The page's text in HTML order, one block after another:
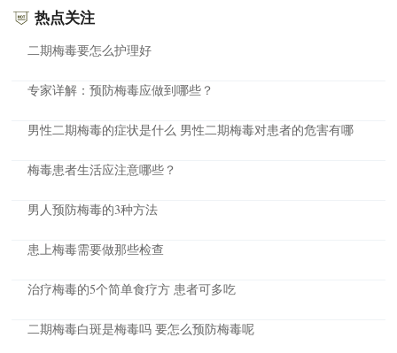
热点关注
二期梅毒要怎么护理好
专家详解：预防梅毒应做到哪些？
男性二期梅毒的症状是什么 男性二期梅毒对患者的危害有哪
梅毒患者生活应注意哪些？
男人预防梅毒的3种方法
患上梅毒需要做那些检查
治疗梅毒的5个简单食疗方 患者可多吃
二期梅毒白斑是梅毒吗 要怎么预防梅毒呢